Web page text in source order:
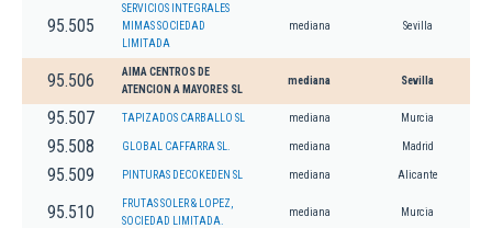
95.505
SERVICIOS INTEGRALES
MIMAS SOCIEDAD
LIMITADA
mediana Sevilla
95.506
AIMA CENTROS DE
ATENCION A MAYORES SL
mediana Sevilla
95.507 TAPIZADOS CARBALLO SL mediana Murcia
95.508 GLOBAL CAFFARRA SL. mediana Madrid
95.509 PINTURAS DECOKEDEN SL mediana Alicante
95.510
FRUTAS SOLER & LOPEZ,
SOCIEDAD LIMITADA.
mediana Murcia